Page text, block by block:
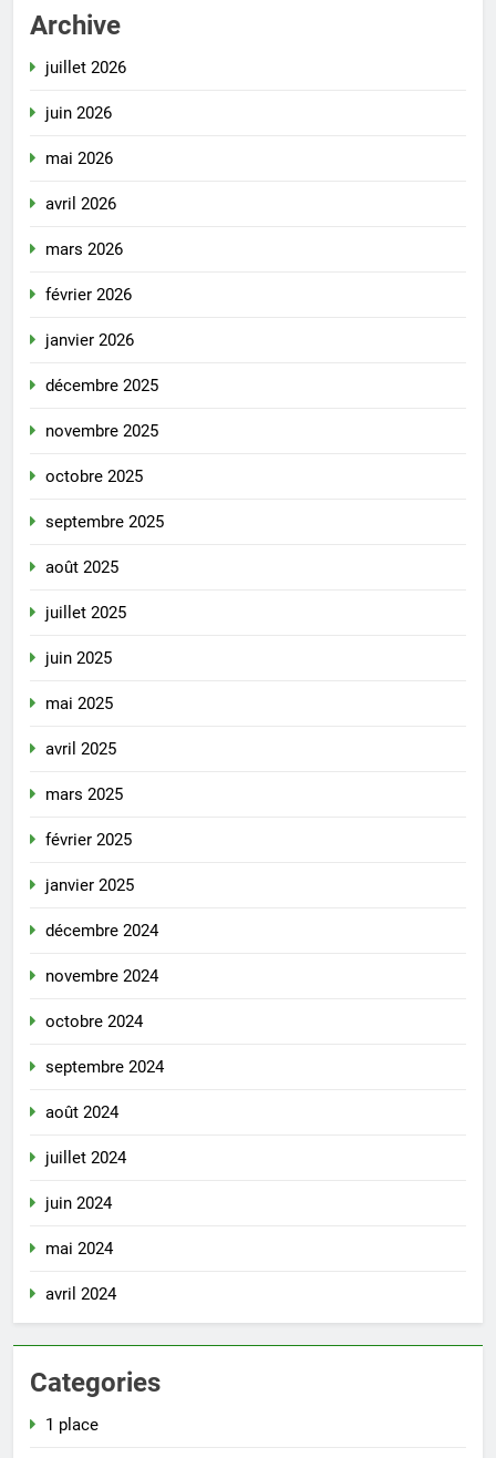
Archive
juillet 2026
juin 2026
mai 2026
avril 2026
mars 2026
février 2026
janvier 2026
décembre 2025
novembre 2025
octobre 2025
septembre 2025
août 2025
juillet 2025
juin 2025
mai 2025
avril 2025
mars 2025
février 2025
janvier 2025
décembre 2024
novembre 2024
octobre 2024
septembre 2024
août 2024
juillet 2024
juin 2024
mai 2024
avril 2024
Categories
1 place